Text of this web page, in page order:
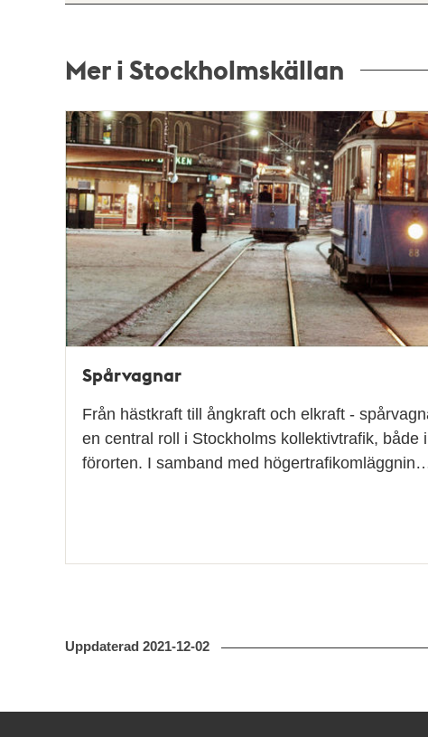
Mer i Stockholmskällan
Relaterade
poster
och
teman
Spårvagnar
Från hästkraft till ångkraft och elkraft -
en central roll i Stockholms kollektivtrafik, både
förorten. I samband med
Uppdaterad 2021-12-02